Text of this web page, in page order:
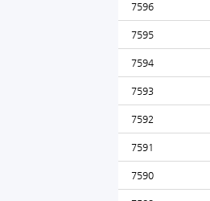
7596
7595
7594
7593
7592
7591
7590